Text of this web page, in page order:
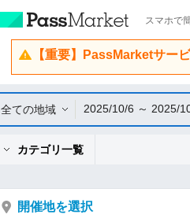
スマホで
【重要】PassMarketサー
全ての地域 2025/10/6 ～ 2025/
カテゴリ一覧
開催地を選択